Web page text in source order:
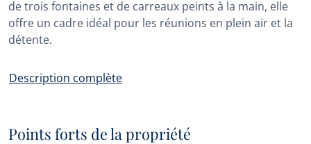
de trois fontaines et de carreaux peints à la main, elle
offre un cadre idéal pour les réunions en plein air et la
détente.
Description complète
Points forts de la propriété